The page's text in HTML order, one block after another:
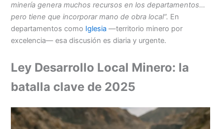
minería genera muchos recursos en los departamentos…
pero tiene que incorporar mano de obra local”. En
departamentos como Iglesia —territorio minero por
excelencia— esa discusión es diaria y urgente.
Ley Desarrollo Local Minero: la
batalla clave de 2025